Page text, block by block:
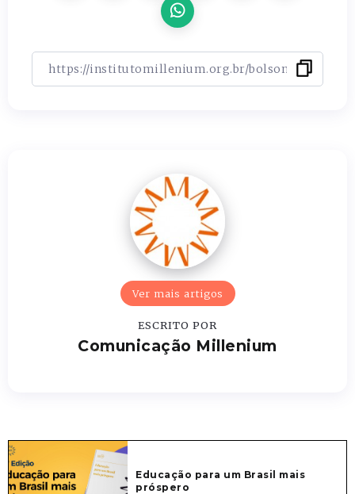
Ver mais artigos
ESCRITO POR
Comunicação Millenium
Educação para um Brasil mais
próspero